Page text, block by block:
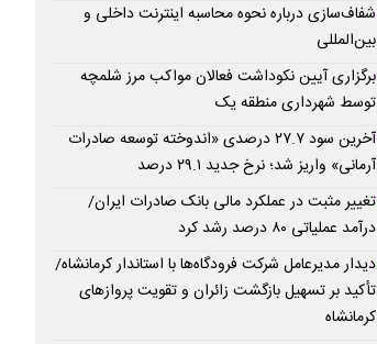
شفاف‌سازی درباره نحوه محاسبه اینترنت داخلی و
بین‌المللی
برگزاری آیین نکوداشت فعالان مواکب مرز شلمچه
توسط شهرداری منطقه یک
آخرین سود ۲۷.۷ درصدی «اندوخته توسعه صادرات
آرمانی» واریز شد؛ نرخ جدید ۲۹.۱ درصد
تغییر مثبت در عملکرد مالی بانک صادرات ایران/
درآمد عملیاتی ۸۰ درصد رشد کرد
دیدار مدیرعامل شرکت فرودگاه‌ها با استاندار کرمانشاه/
تأکید بر تسهیل بازگشت زائران و تقویت پروازهای
کرمانشاه